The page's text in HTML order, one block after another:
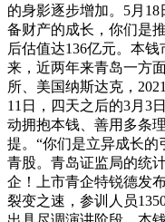
的身影逐步增加。5月
备财产的成长，你们是
后估值达136亿元。本
来，近两年来青岛一方
所、美国纳斯达克，
11日，四天之后的3月3
动拥抱本钱、善用多条
提。“你们是立异成长
青股。青岛证监局的统
企！上市青企特锐德发
裂变之速，参训人员